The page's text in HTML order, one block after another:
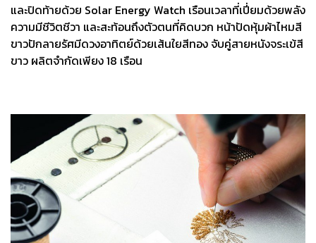
และปิดท้ายด้วย Solar Energy Watch เรือนเวลาที่เปี่ยมด้วยพลัง
ความมีชีวิตชีวา และสะท้อนถึงตัวตนที่คิดบวก หน้าปัดหุ้มผ้าไหมสี
ขาวปักลายรัศมีดวงอาทิตย์ด้วยเส้นใยสีทอง จับคู่สายหนังจระเข้สี
ขาว ผลิตจำกัดเพียง 18 เรือน